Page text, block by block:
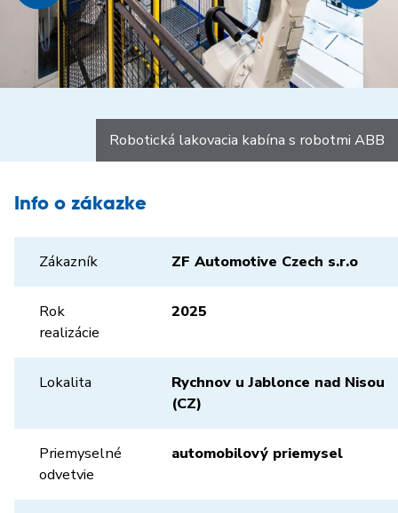
Robotická lakovacia kabína s robotmi ABB
Info o zákazke
Zákazník ZF Automotive Czech s.r.o
Rok
realizácie
2025
Lokalita
Rychnov u Jablonce nad Nisou
(CZ)
Priemyselné
odvetvie
automobilový priemysel